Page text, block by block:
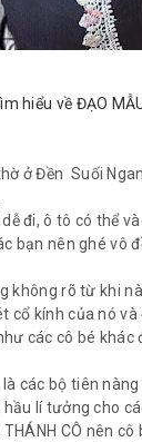
hiểu về ĐẠO
ở Đền Suối
đi, ô tô có thể
bạn nên ghé
không rõ từ khi
cổ kính của nó
các cô bé khác
các bộ tiên nàng
lí tưởng cho
CÔ nên